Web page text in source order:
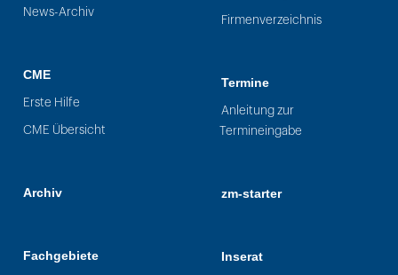
News-Archiv
CME
Erste Hilfe
CME Übersicht
Archiv
Fachgebiete
Firmenverzeichnis
Termine
Anleitung zur
Termineingabe
zm-starter
Inserat